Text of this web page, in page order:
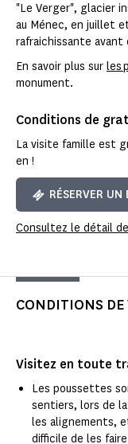
"Le Verger", glacier
au Ménec, en juillet
rafraichissante
En savoir plus sur les
monument.
Conditions de
La visite famille est
en !
RÉSERVER UN
Consultez le détail
CONDITIONS DE
Visitez en toute
Les poussettes
sentiers, lors de
les alignements,
difficile de les